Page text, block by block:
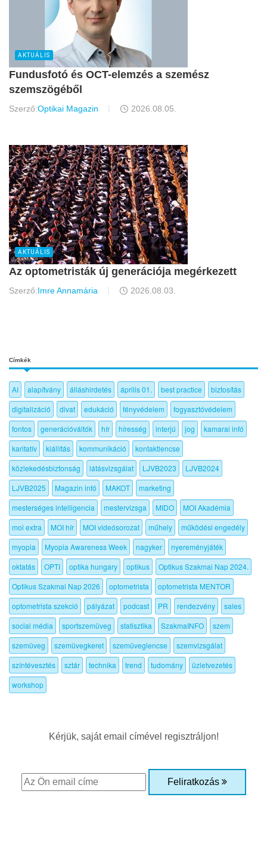
AKTUÁLIS
Fundusfotó és OCT-elemzés a szemész
szemszögéből
Szerző:Optikai Magazin 2026.08.05.
AKTUÁLIS
Az optometristák új generációja megérkezett
Szerző:Imre Annamária 2026.08.03.
Címkék
AI alapítvány álláshirdetés április 01. best practice
biztosítás
digitalizáció
divat edukáció fényvédelem
fogyasztóvédelem
fontos
generációváltók hír híresség interjú jog
kamarai infó
karitatív
kiállítás kommunikáció
kontaktlencse
közlekedésbiztonság
látásvizsgálat LJVB2023
LJVB2024
LJVB2025
Magazin infó MAKOT
marketing
mesterséges intelligencia
mestervizsga MIDO
MOI Akadémia
moi extra
MOI hír MOI videósorozat műhely
működési engedély
myopia
Myopia Awareness Week nagyker
nyereményjáték
oktatás
OPTI optika hungary optikus
Optikus Szakmai Nap 2024.
Optikus Szakmai Nap 2026
optometrista
optometrista MENTOR
optometrista szekció
pályázat podcast PR rendezvény
sales
social média
sportszemüveg statisztika SzakmaINFO
szem
szemüveg
szemüvegkeret szemüveglencse
szemvizsgálat
színtévesztés
sztár technika trend tudomány
üzletvezetés
workshop
Kérjük, saját email címével regisztráljon!
Feliratkozás